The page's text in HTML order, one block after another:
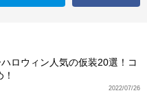
ハロウィン人気の仮装20選！コ
2022/07/26